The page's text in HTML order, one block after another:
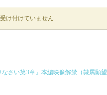
け付けていません
なさい第3章』本編映像解禁（隷属願望